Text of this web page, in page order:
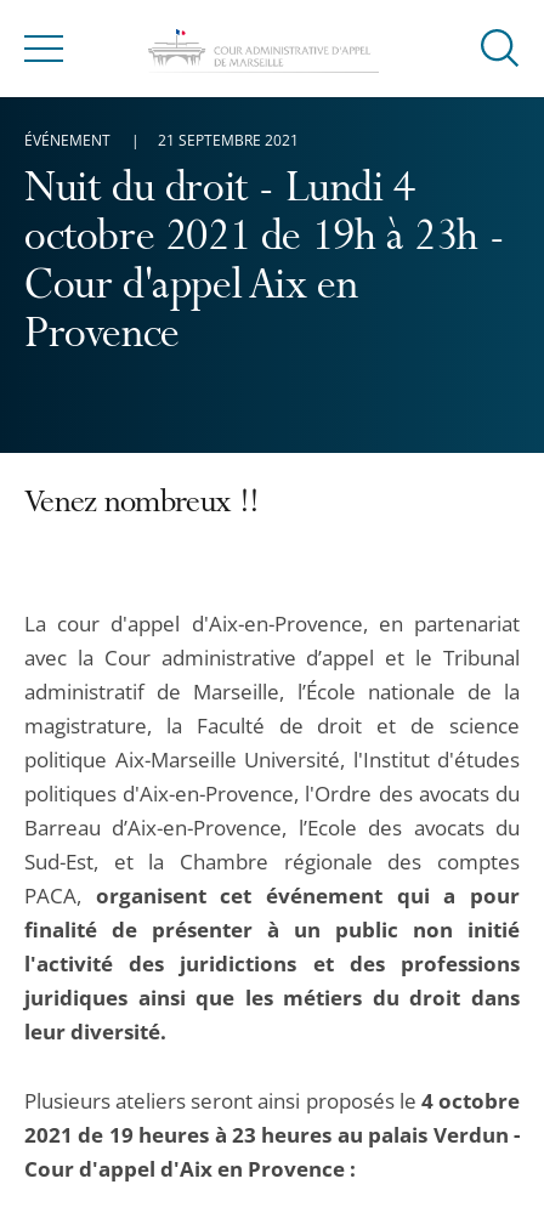
Menu
Ouvrir
Nuit du droit - Lundi 4
octobre 2021 de 19h à 23h -
Cour d'appel Aix en
Provence
ÉVÉNEMENT 21 SEPTEMBRE 2021
Venez nombreux !!
La cour d'appel d'Aix-en-Provence, en partenariat
avec la Cour administrative d’appel et le Tribunal
administratif de Marseille, l’École nationale de la
magistrature, la Faculté de droit et de science
politique Aix-Marseille Université, l'Institut d'études
politiques d'Aix-en-Provence, l'Ordre des avocats du
Barreau d’Aix-en-Provence, l’Ecole des avocats du
Sud-Est, et la Chambre régionale des comptes
PACA, organisent cet événement qui a pour
finalité de présenter à un public non initié
l'activité des juridictions et des professions
juridiques ainsi que les métiers du droit dans
leur diversité.
Plusieurs ateliers seront ainsi proposés le 4 octobre
2021 de 19 heures à 23 heures au palais Verdun -
Cour d'appel d'Aix en Provence :